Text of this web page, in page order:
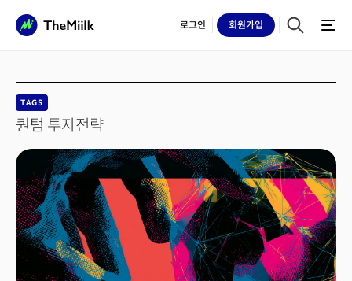
로그인 회원가입
TAGS
퀀텀 투자전략